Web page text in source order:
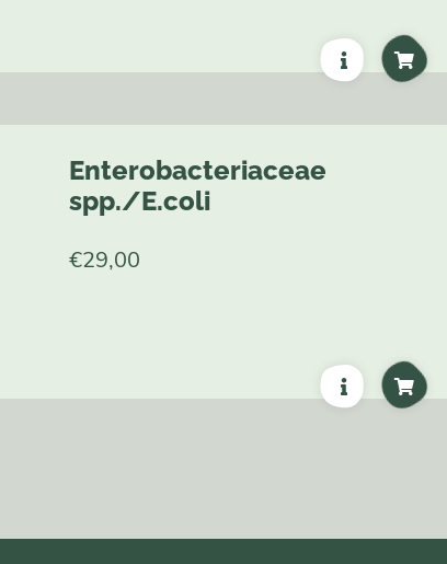
Enterobacteriaceae
spp./E.coli
€29,00